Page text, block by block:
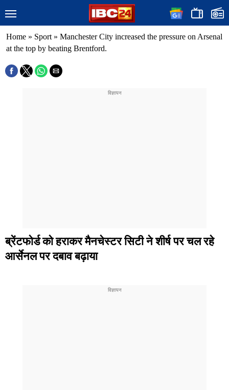
Home » Sport » Manchester City increased the pressure on Arsenal
at the top by beating Brentford.
ब्रेंटफोर्ड को हराकर मैनचेस्टर सिटी ने शीर्ष पर चल रहे
आर्सेनल पर दबाव बढ़ाया